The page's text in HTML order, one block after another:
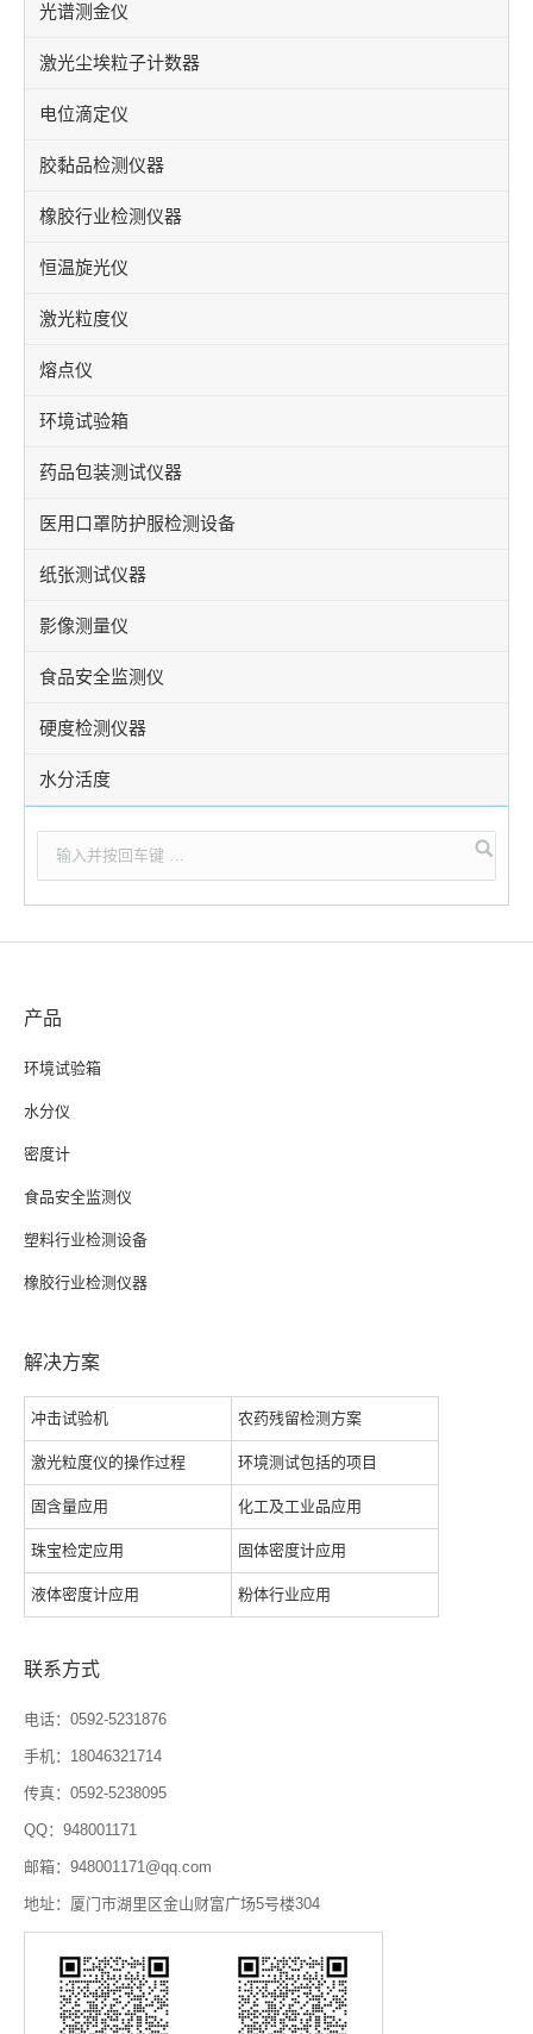
光谱测金仪
激光尘埃粒子计数器
电位滴定仪
胶黏品检测仪器
橡胶行业检测仪器
恒温旋光仪
激光粒度仪
熔点仪
环境试验箱
药品包装测试仪器
医用口罩防护服检测设备
纸张测试仪器
影像测量仪
食品安全监测仪
硬度检测仪器
水分活度
产品
环境试验箱
水分仪
密度计
食品安全监测仪
塑料行业检测设备
橡胶行业检测仪器
解决方案
冲击试验机 农药残留检测方案
激光粒度仪的操作过程 环境测试包括的项目
固含量应用 化工及工业品应用
珠宝检定应用 固体密度计应用
液体密度计应用 粉体行业应用
联系方式
电话：0592-5231876
手机：18046321714
传真：0592-5238095
QQ：948001171
邮箱：948001171@qq.com
地址：厦门市湖里区金山财富广场5号楼304